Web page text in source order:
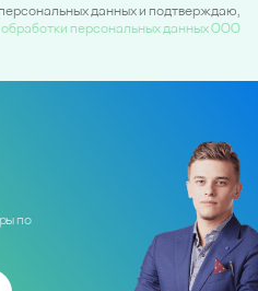
данных и подтверждаю,
персональных данных ООО
по